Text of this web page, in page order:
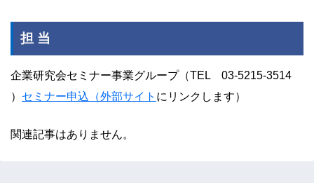
担 当
企業研究会セミナー事業グループ（TEL 03-5215-3514
） セミナー申込（外部サイト にリンクします）
関連記事はありません。